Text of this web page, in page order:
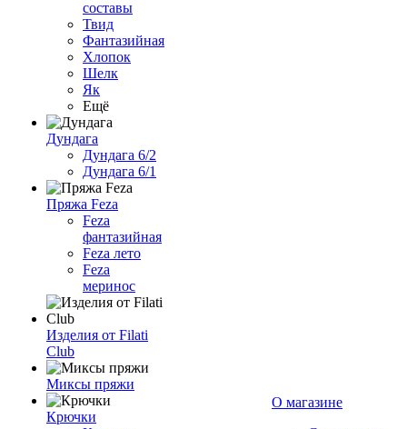
составы
Твид
Фантазийная
Хлопок
Шелк
Як
Ещё
Дундага
Дундага 6/2
Дундага 6/1
Пряжа Feza
Feza
фантазийная
Feza лето
Feza
меринос
Изделия от Filati
Club
Миксы пряжи
Крючки
О магазине